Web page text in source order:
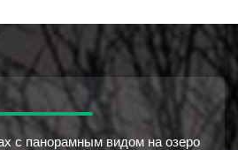
с панорамным видом на озеро